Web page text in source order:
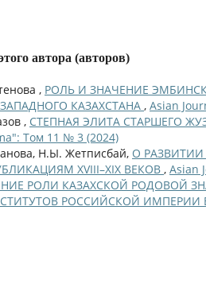
автора (авторов)
, РОЛЬ И ЗНАЧЕНИЕ
КАЗАХСТАНА , Asian
, СТЕПНАЯ ЭЛИТА СТАРШЕГО
Том 11 № 3 (2024)
Н.Ы. Жетписбай, О
XVIII–XIX ВЕКОВ , Asian
РОЛИ КАЗАХСКОЙ РОДОВОЙ
РОССИЙСКОЙ ИМПЕРИИ